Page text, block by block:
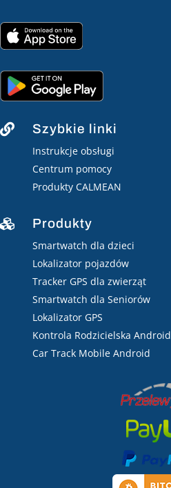
 Szybkie linki
Instrukcje obsługi
Centrum pomocy
Produkty CALMEAN
 Produkty
Smartwatch dla dzieci
Lokalizator pojazdów
Tracker GPS dla zwierząt
Smartwatch dla Seniorów
Lokalizator GPS
Kontrola Rodzicielska Android
Car Track Mobile Android